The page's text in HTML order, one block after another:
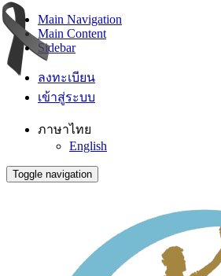
Main Navigation
Main Content
Sidebar
ลงทะเบียน
เข้าสู่ระบบ
ภาษาไทย
English
Toggle navigation